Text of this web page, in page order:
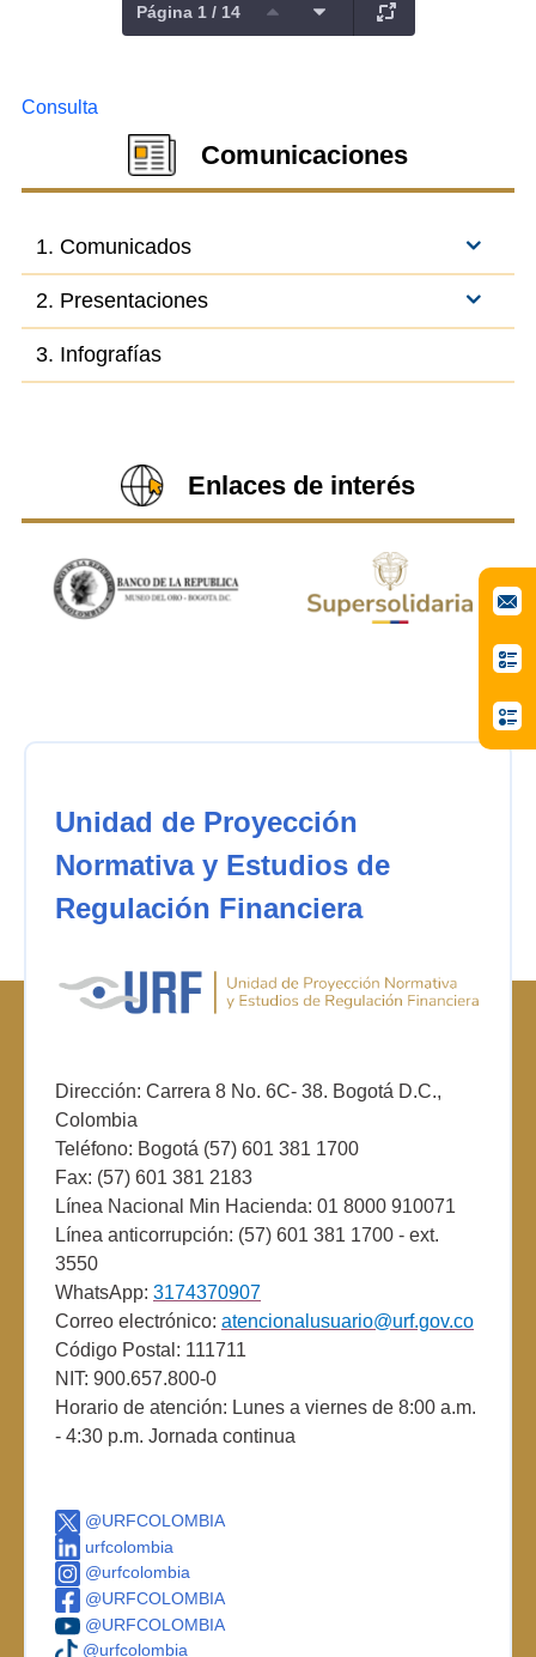
Página 1 / 14
Consulta
Comunicaciones
1. Comunicados
2. Presentaciones
3. Infografías
Enlaces de interés
Unidad de Proyección
Normativa y Estudios de
Regulación Financiera
Dirección: Carrera 8 No. 6C- 38. Bogotá D.C.,
Colombia
Teléfono: Bogotá (57) 601 381 1700
Fax: (57) 601 381 2183
Línea Nacional Min Hacienda: 01 8000 910071
Línea anticorrupción: (57) 601 381 1700 - ext.
3550
WhatsApp: 3174370907
Correo electrónico: atencionalusuario@urf.gov.co
Código Postal: 111711
NIT: 900.657.800-0
Horario de atención: Lunes a viernes de 8:00 a.m.
- 4:30 p.m. Jornada continua
@URFCOLOMBIA
urfcolombia
@urfcolombia
@URFCOLOMBIA
@URFCOLOMBIA
@urfcolombia